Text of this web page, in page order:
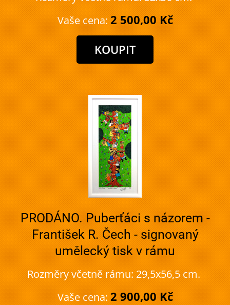
Vaše cena: 2 500,00 Kč
PRODÁNO. Puberťáci s názorem -
František R. Čech - signovaný
umělecký tisk v rámu
Rozměry včetně rámu: 29,5x56,5 cm.
Vaše cena: 2 900,00 Kč